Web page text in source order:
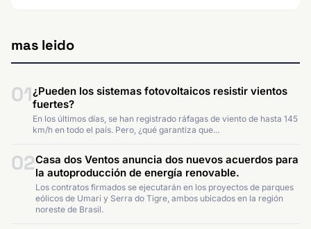
mas leido
01¿Pueden los sistemas fotovoltaicos resistir vientos
fuertes?
En los últimos días, se han registrado ráfagas de viento de hasta 145
km/h en todo el país. Pero, ¿qué garantiza que...
02Casa dos Ventos anuncia dos nuevos acuerdos para
la autoproducción de energía renovable.
Los contratos firmados se ejecutarán en los proyectos de parques
eólicos de Umari y Serra do Tigre, ambos ubicados en la región
noreste de Brasil.